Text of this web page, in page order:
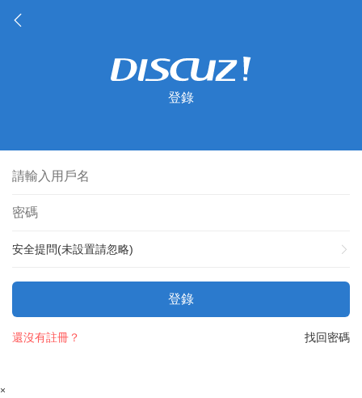
登錄
安全提問(未設置請忽略)
登錄
找回密碼
還沒有註冊？
×